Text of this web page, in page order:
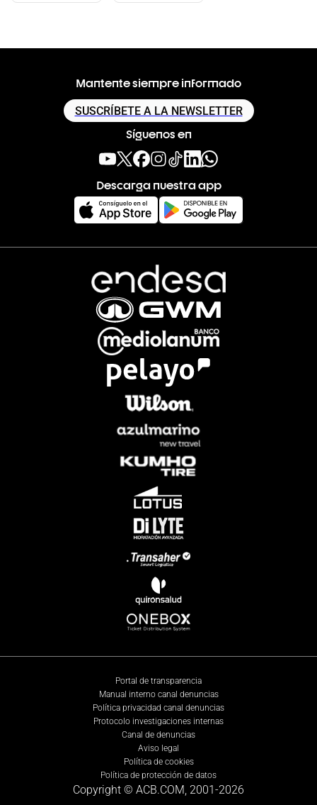
Mantente siempre informado
SUSCRÍBETE A LA NEWSLETTER
Síguenos en
Descarga nuestra app
Portal de transparencia
Manual interno canal denuncias
Política privacidad canal denuncias
Protocolo investigaciones internas
Canal de denuncias
Aviso legal
Política de cookies
Política de protección de datos
Copyright © ACB.COM, 2001-2026